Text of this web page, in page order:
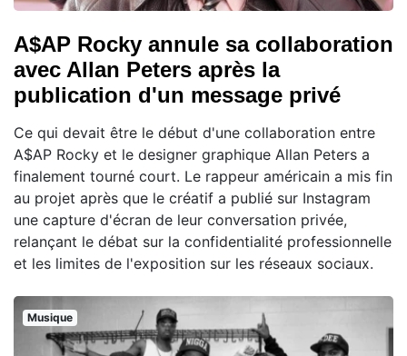
A$AP Rocky annule sa collaboration
avec Allan Peters après la
publication d'un message privé
Ce qui devait être le début d'une collaboration entre
A$AP Rocky et le designer graphique Allan Peters a
finalement tourné court. Le rappeur américain a mis fin
au projet après que le créatif a publié sur Instagram
une capture d'écran de leur conversation privée,
relançant le débat sur la confidentialité professionnelle
et les limites de l'exposition sur les réseaux sociaux.
Musique